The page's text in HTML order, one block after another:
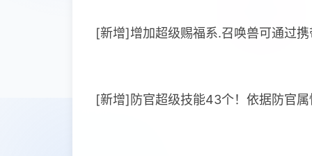
[新增]增加超级赐福系.召唤兽可通过
[新增]防官超级技能43个！依据防官属